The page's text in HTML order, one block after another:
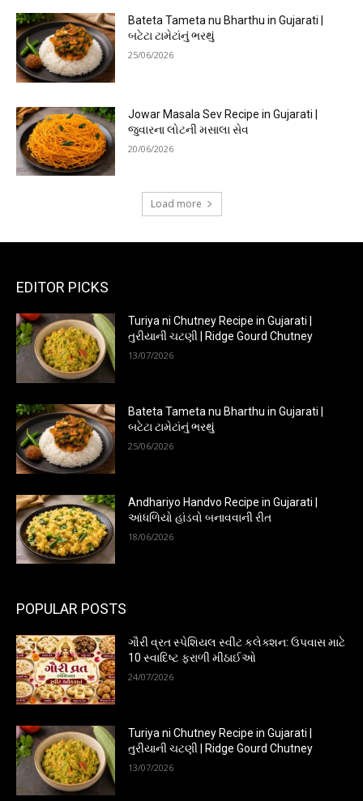
Bateta Tameta nu Bharthu in Gujarati |
બટેટા ટામેટાંનું ભરથું
25/06/2026
Jowar Masala Sev Recipe in Gujarati |
જુવારના લોટની મસાલા સેવ
20/06/2026
Load more
EDITOR PICKS
Turiya ni Chutney Recipe in Gujarati |
તુરીયાની ચટણી | Ridge Gourd Chutney
13/07/2026
Bateta Tameta nu Bharthu in Gujarati |
બટેટા ટામેટાંનું ભરથું
25/06/2026
Andhariyo Handvo Recipe in Gujarati |
આંધળિયો હાંડવો બનાવવાની રીત
18/06/2026
POPULAR POSTS
ગૌરી વ્રત સ્પેશિયલ સ્વીટ કલેક્શન: ઉપવાસ માટે
10 સ્વાદિષ્ટ ફરાળી મીઠાઈઓ
24/07/2026
Turiya ni Chutney Recipe in Gujarati |
તુરીયાની ચટણી | Ridge Gourd Chutney
13/07/2026